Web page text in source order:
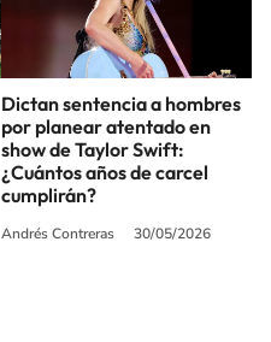
Dictan sentencia a hombres
por planear atentado en
show de Taylor Swift:
¿Cuántos años de carcel
cumplirán?
Andrés Contreras 30/05/2026